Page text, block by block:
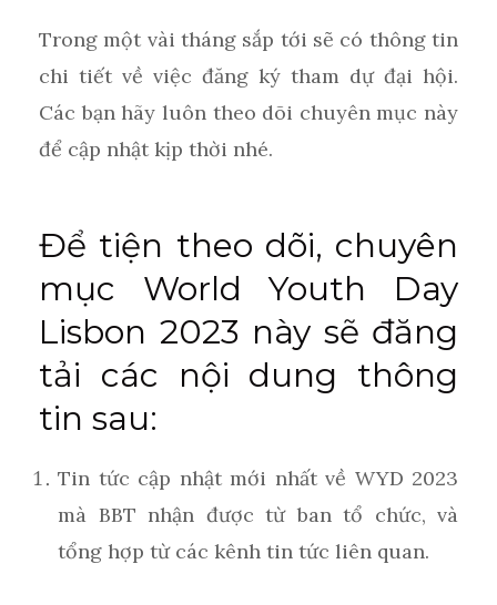
Trong một vài tháng sắp tới sẽ có thông tin
chi tiết về việc đăng ký tham dự đại hội.
Các bạn hãy luôn theo dõi chuyên mục này
để cập nhật kịp thời nhé.
Để tiện theo dõi, chuyên
mục World Youth Day
Lisbon 2023 này sẽ đăng
tải các nội dung thông
tin sau:
Tin tức cập nhật mới nhất về WYD 2023
mà BBT nhận được từ ban tổ chức, và
tổng hợp từ các kênh tin tức liên quan.